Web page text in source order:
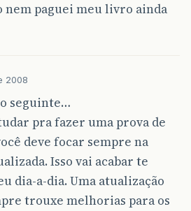
nem paguei meu livro ainda
2008
seguinte…
pra fazer uma prova de
deve focar sempre na
Isso vai acabar te
dia-a-dia. Uma atualização
trouxe melhorias para os